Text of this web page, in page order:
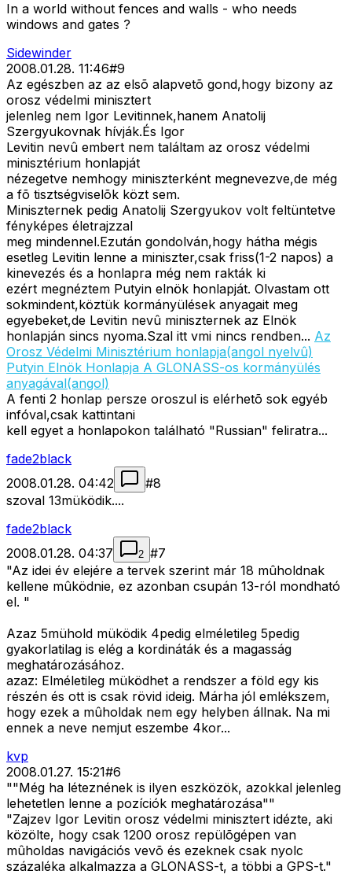
In a world without fences and walls - who needs
windows and gates ?
Sidewinder
2008.01.28. 11:46#9
Az egészben az az elsõ alapvetõ gond,hogy bizony az
orosz védelmi minisztert
jelenleg nem Igor Levitinnek,hanem Anatolij
Szergyukovnak hívják.És Igor
Levitin nevû embert nem találtam az orosz védelmi
minisztérium honlapját
nézegetve nemhogy miniszterként megnevezve,de még
a fõ tisztségviselõk közt sem.
Miniszternek pedig Anatolij Szergyukov volt feltüntetve
fényképes életrajzzal
meg mindennel.Ezután gondolván,hogy hátha mégis
esetleg Levitin lenne a miniszter,csak friss(1-2 napos) a
kinevezés és a honlapra még nem rakták ki
ezért megnéztem Putyin elnök honlapját. Olvastam ott
sokmindent,köztük kormányülések anyagait meg
egyebeket,de Levitin nevû miniszternek az Elnök
honlapján sincs nyoma.Szal itt vmi nincs rendben... Az
Orosz Védelmi Minisztérium honlapja(angol nyelvû)
Putyin Elnök Honlapja A GLONASS-os kormányülés
anyagával(angol)
A fenti 2 honlap persze oroszul is elérhetõ sok egyéb
infóval,csak kattintani
kell egyet a honlapokon található "Russian" feliratra...
fade2black
2008.01.28. 04:42
#8
szoval 13müködik....
fade2black
2008.01.28. 04:37
2 #7
"Az idei év elejére a tervek szerint már 18 mûholdnak
kellene mûködnie, ez azonban csupán 13-ról mondható
el. "
Azaz 5mühold müködik 4pedig elméletileg 5pedig
gyakorlatilag is elég a kordináták és a magasság
meghatározásához.
azaz: Elméletileg müködhet a rendszer a föld egy kis
részén és ott is csak rövid ideig. Márha jól emlékszem,
hogy ezek a mûholdak nem egy helyben állnak. Na mi
ennek a neve nemjut eszembe 4kor...
kvp
2008.01.27. 15:21#6
""Még ha léteznének is ilyen eszközök, azokkal jelenleg
lehetetlen lenne a pozíciók meghatározása""
"Zajzev Igor Levitin orosz védelmi minisztert idézte, aki
közölte, hogy csak 1200 orosz repülõgépen van
mûholdas navigációs vevõ és ezeknek csak nyolc
százaléka alkalmazza a GLONASS-t, a többi a GPS-t."